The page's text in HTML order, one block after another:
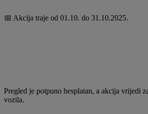
📅 Akcija traje od 01.10. do 31.10.2025.
Pregled je potpuno besplatan, a akcija vrijedi
vozila.